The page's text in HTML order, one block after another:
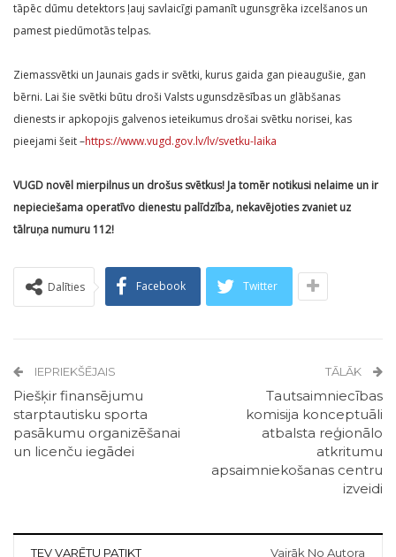
tāpēc dūmu detektors ļauj savlaicīgi pamanīt ugunsgrēka izcelšanos un
pamest piedūmotās telpas.
Ziemassvētki un Jaunais gads ir svētki, kurus gaida gan pieaugušie, gan
bērni. Lai šie svētki būtu droši Valsts ugunsdzēsības un glābšanas
dienests ir apkopojis galvenos ieteikumus drošai svētku norisei, kas
pieejami šeit –https://www.vugd.gov.lv/lv/svetku-laika
VUGD novēl mierpilnus un drošus svētkus!Ja tomēr notikusi nelaime un ir
nepieciešama operatīvo dienestu palīdzība, nekavējoties zvaniet uz
tālruņa numuru 112!
Dalīties Facebook Twitter
IEPRIEKŠĒJAIS
Piešķir finansējumu
starptautisku sporta
pasākumu organizēšanai
un licenču iegādei
TĀLĀK
Tautsaimniecības
komisija konceptuāli
atbalsta reģionālo
atkritumu
apsaimniekošanas centru
izveidi
TEV VARĒTU PATIKT Vairāk No Autora